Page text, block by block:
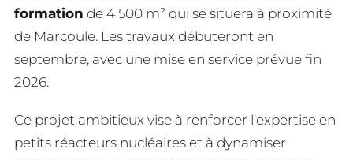
formation de 4 500 m² qui se situera à proximité
de Marcoule. Les travaux débuteront en
septembre, avec une mise en service prévue fin
2026.
Ce projet ambitieux vise à renforcer l’expertise en
petits réacteurs nucléaires et à dynamiser